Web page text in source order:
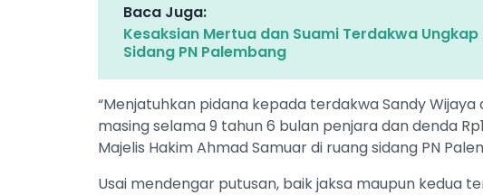
Baca Juga:
Kesaksian Mertua dan Suami Terdakwa
Sidang PN Palembang
“Menjatuhkan pidana kepada terdakwa Sandy
masing selama 9 tahun 6 bulan penjara dan denda
Majelis Hakim Ahmad Samuar di ruang sidang PN
Usai mendengar putusan, baik jaksa maupun kedua